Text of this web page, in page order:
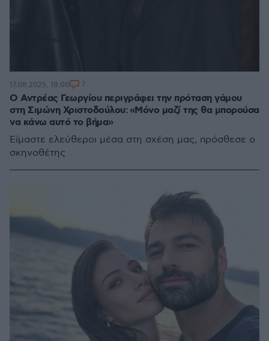
Ο Αντρέας Γεωργίου περιγράφει την πρόταση γάμου
στη Σιμώνη Χριστοδούλου: «Μόνο μαζί της θα μπορούσα
να κάνω αυτό το βήμα»
Είμαστε ελεύθεροι μέσα στη σχέση μας, πρόσθεσε ο
σκηνοθέτης
17.08.2025, 18:00 7